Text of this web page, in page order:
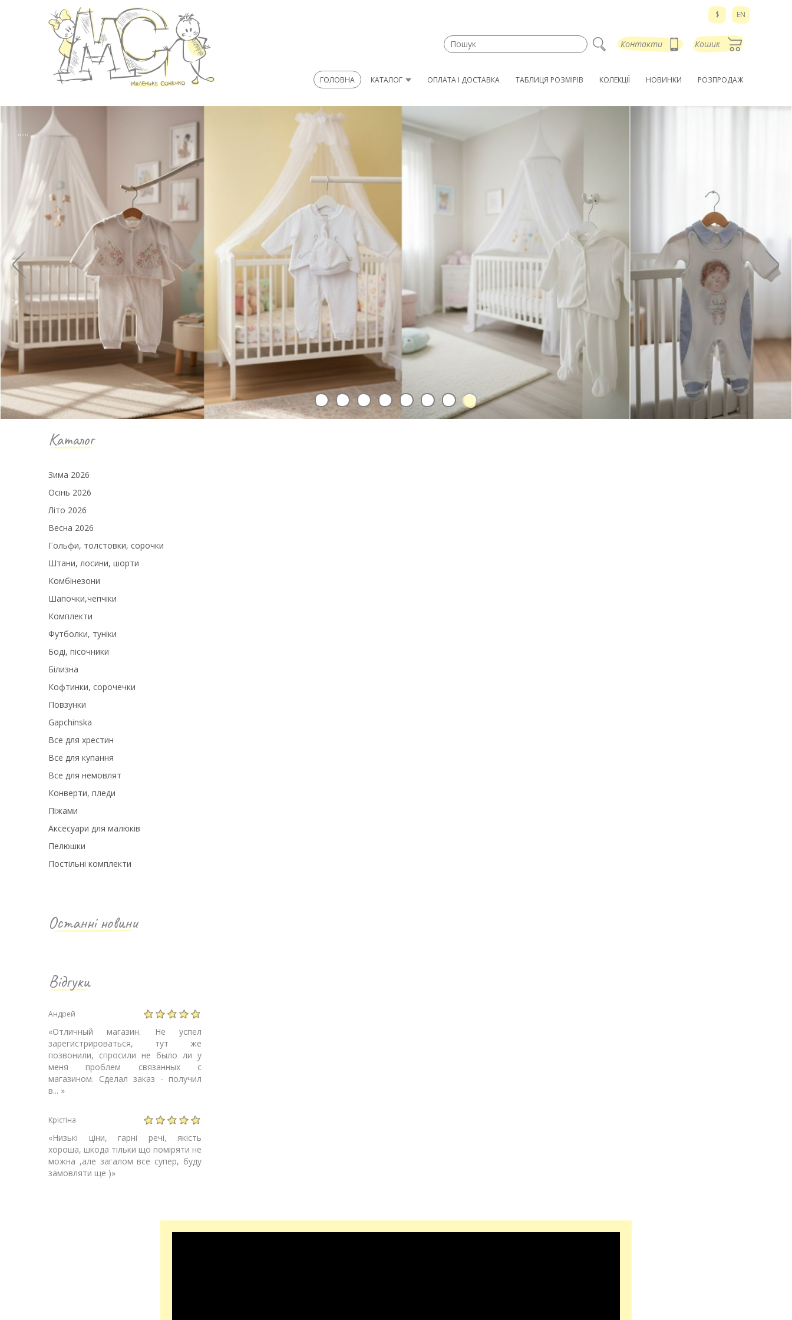
EN
$
Кошик
Контакти
ГОЛОВНА КАТАЛОГ ОПЛАТА І ДОСТАВКА ТАБЛИЦЯ РОЗМІРІВ КОЛЕКЦІЇ НОВИНКИ РОЗПРОДАЖ
......
Каталог
Зима 2026
Осінь 2026
Літо 2026
Весна 2026
Гольфи, толстовки, сорочки
Штани, лосини, шорти
Комбінезони
Шапочки,чепчіки
Комплекти
Футболки, туніки
Боді, пісочники
Білизна
Кофтинки, сорочечки
Повзунки
Gapchinska
Все для хрестин
Все для купання
Все для немовлят
Конверти, пледи
Піжами
Аксесуари для малюків
Пелюшки
Постільні комплекти
Останні новини
Відгуки
Андрей
«Отличный магазин. Не успел
зарегистрироваться, тут же
позвонили, спросили не было ли у
меня проблем связанных с
магазином. Сделал заказ - получил
в... »
Крістіна
«Низькі ціни, гарні речі, якість
хороша, шкода тільки що поміряти не
можна ,але загалом все супер, буду
замовляти ще )»